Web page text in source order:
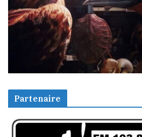
Partenaire